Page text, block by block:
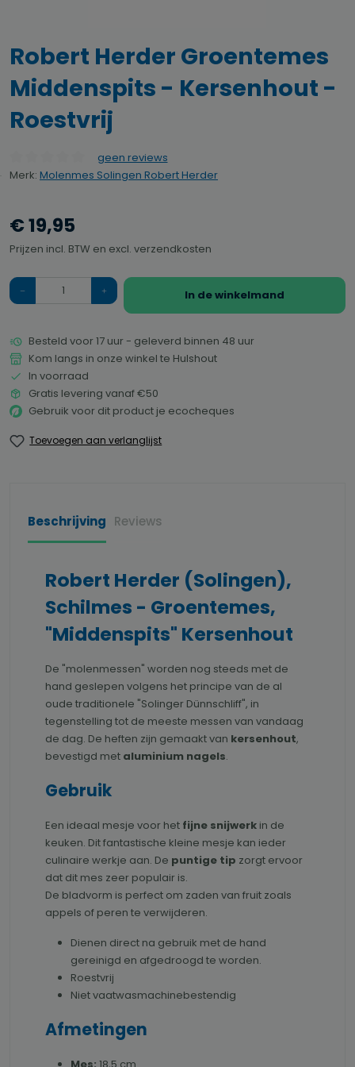
Robert Herder Groentemes
Middenspits - Kersenhout -
Roestvrij
Gemiddelde waardering van 0 van 5 sterren
geen reviews
Merk: Molenmes Solingen Robert Herder
€ 19,95
Prijzen incl. BTW en excl. verzendkosten
Hoeveelheid
In de winkelmand
Besteld voor 17 uur - geleverd binnen 48 uur
Kom langs in onze winkel te Hulshout
In voorraad
Gratis levering vanaf €50
Gebruik voor dit product je ecocheques
Toevoegen aan verlanglijst
Beschrijving Reviews
Robert Herder (Solingen),
Schilmes - Groentemes,
"Middenspits" Kersenhout
De "molenmessen" worden nog steeds met de
hand geslepen volgens het principe van de al
oude traditionele "Solinger Dünnschliff", in
tegenstelling tot de meeste messen van vandaag
de dag. De heften zijn gemaakt van kersenhout,
bevestigd met aluminium nagels.
Gebruik
Een ideaal mesje voor het fijne snijwerk in de
keuken. Dit fantastische kleine mesje kan ieder
culinaire werkje aan. De puntige tip zorgt ervoor
dat dit mes zeer populair is.
De bladvorm is perfect om zaden van fruit zoals
appels of peren te verwijderen.
Dienen direct na gebruik met de hand
gereinigd en afgedroogd te worden.
Roestvrij
Niet vaatwasmachinebestendig
Afmetingen